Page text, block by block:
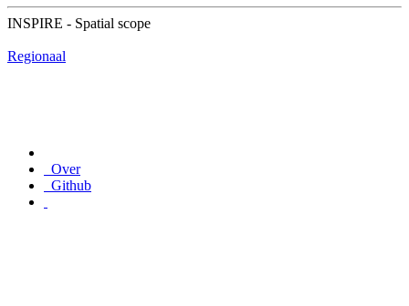
INSPIRE - Spatial scope
Regionaal
Over
Github